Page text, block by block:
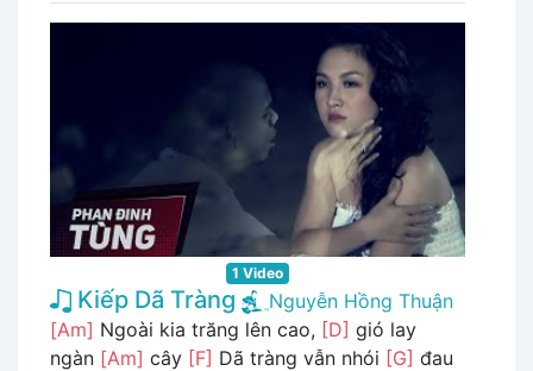
1 Video
Kiếp Dã Tràng
Nguyễn Hồng Thuận
[Am] Ngoài kia trăng lên cao, [D] gió lay
ngàn [Am] cây [F] Dã tràng vẫn nhói [G] đau